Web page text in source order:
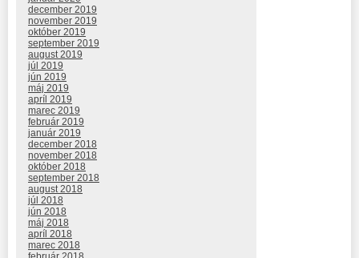
december 2019
november 2019
október 2019
september 2019
august 2019
júl 2019
jún 2019
máj 2019
apríl 2019
marec 2019
február 2019
január 2019
december 2018
november 2018
október 2018
september 2018
august 2018
júl 2018
jún 2018
máj 2018
apríl 2018
marec 2018